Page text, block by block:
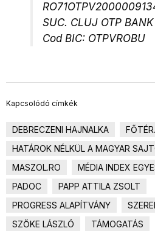
SUC. CLUJ OTP
Cod BIC: OTPVROBU
Kapcsolódó címkék
DEBRECZENI HAJNALKA
HATÁROK NÉLKÜL A MAGYAR
MASZOL.RO
MÉDIA INDEX
PADOC
PAPP ATTILA ZSOLT
PROGRESS ALAPÍTVÁNY
SZŐKE LÁSZLÓ
TÁMOGATÁS